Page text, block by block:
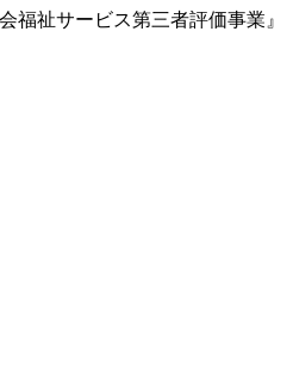
福祉サービス第三者評価事業』